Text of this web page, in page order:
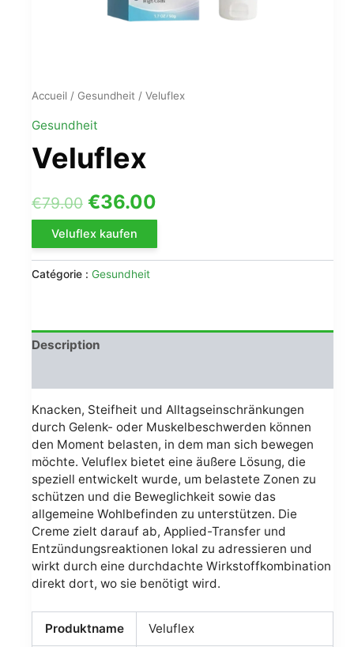
Accueil / Gesundheit / Veluflex
Gesundheit
Veluflex
€79.00 Le
prix
initial
était :
€36.00
actuel
Veluflex kaufen
Catégorie : Gesundheit
Description
Knacken, Steifheit und Alltagseinschränkungen
durch Gelenk- oder Muskelbeschwerden können
den Moment belasten, in dem man sich bewegen
möchte. Veluflex bietet eine äußere Lösung, die
speziell entwickelt wurde, um belastete Zonen zu
schützen und die Beweglichkeit sowie das
allgemeine Wohlbefinden zu unterstützen. Die
Creme zielt darauf ab, Applied-Transfer und
Entzündungsreaktionen lokal zu adressieren und
wirkt durch eine durchdachte Wirkstoffkombination
direkt dort, wo sie benötigt wird.
Produktname Veluflex